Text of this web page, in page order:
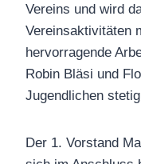
Vereins und wird
Vereinsaktivitäten
hervorragende
Robin Bläsi und
Jugendlichen
Der 1. Vorstand